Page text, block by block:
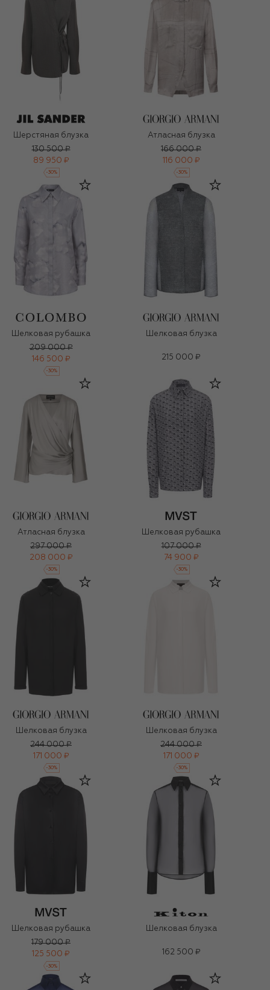
Шерстяная блузка
130 500 ₽
89 950 ₽
-30%
Атласная блузка
166 000 ₽
116 000 ₽
-30%
Шелковая рубашка
209 000 ₽
146 500 ₽
-30%
Шелковая блузка
215 000 ₽
Атласная блузка
297 000 ₽
208 000 ₽
-30%
Шелковая рубашка
107 000 ₽
74 900 ₽
-30%
Шелковая блузка
244 000 ₽
171 000 ₽
-30%
Шелковая блузка
244 000 ₽
171 000 ₽
-30%
Шелковая рубашка
179 000 ₽
125 500 ₽
-30%
Шелковая блузка
162 500 ₽